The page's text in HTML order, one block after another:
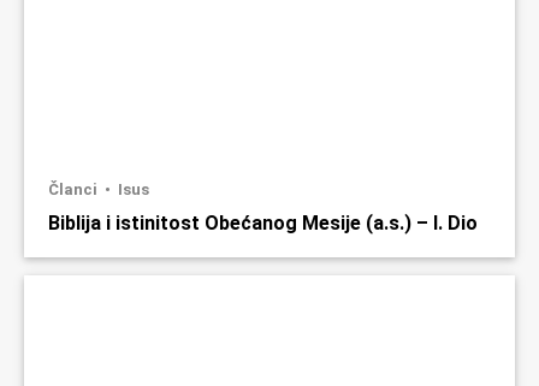
Članci Isus
Biblija i istinitost Obećanog Mesije (a.s.) – I. Dio